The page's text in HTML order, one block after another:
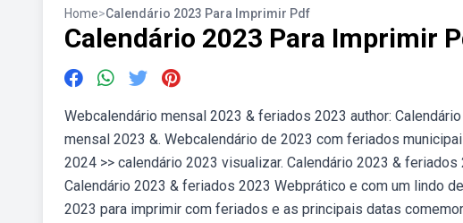
Home>Calendário 2023 Para Imprimir Pdf
Calendário 2023 Para Imprimir
Webcalendário mensal 2023 & feriados 2023 author:
mensal 2023 &. Webcalendário de 2023 com feriados
2024 >> calendário 2023 visualizar. Calendário 2023 &
Calendário 2023 & feriados 2023 Webprático e com um lindo
2023 para imprimir com feriados e as principais datas